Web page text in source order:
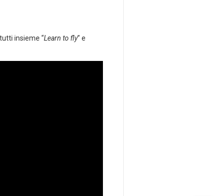
insieme “Learn to fly” e